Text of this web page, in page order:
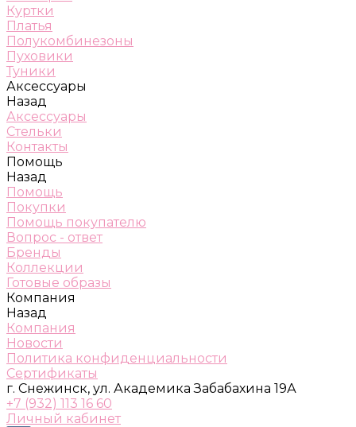
Куртки
Платья
Полукомбинезоны
Пуховики
Туники
Аксессуары
Назад
Аксессуары
Стельки
Контакты
Помощь
Назад
Помощь
Покупки
Помощь покупателю
Вопрос - ответ
Бренды
Коллекции
Готовые образы
Компания
Назад
Компания
Новости
Политика конфиденциальности
Сертификаты
г. Снежинск, ул. Академика Забабахина 19А
+7 (932) 113 16 60
Личный кабинет